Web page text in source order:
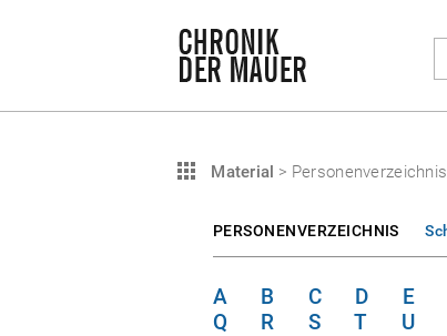
Material > Personenverzeichnis
PERSONENVERZEICHNIS
A B C D E
Q
R S T U